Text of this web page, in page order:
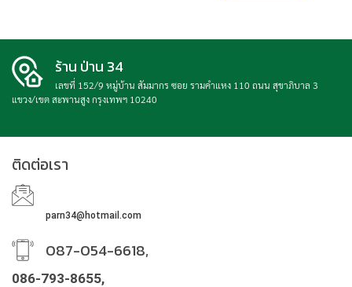
ร้าน ป่าน 34
เลขที่ 152/9 หมู่บ้าน สัมมากร ซอย รามคำแหง 110 ถนน สุขาภิบาล 3
แขวง/เขต สะพานสูง กรุงเทพฯ 10240
ติดต่อเรา
parn34@hotmail.com
087-054-6618,
086-793-8655,